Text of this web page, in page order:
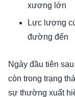
xương lớn
Lực lượng
đường đến
Ngày đầu tiên
còn trong trạng
sự thường xuất